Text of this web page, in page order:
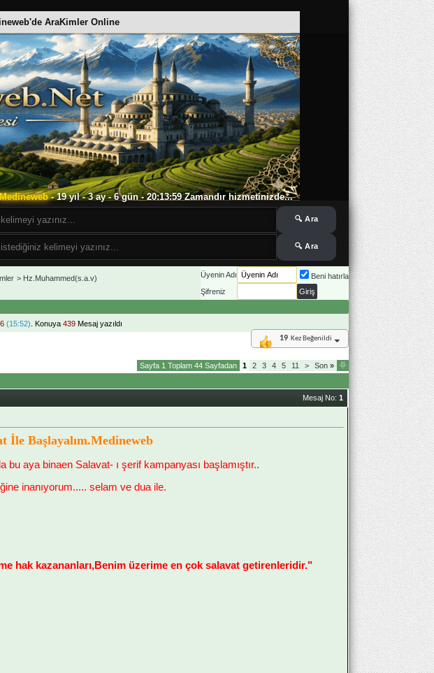
AraKimler Online
Medineweb- 19 yıl - 3 ay - 6 gün - 20:14:00 Zamandır hizmetinizde...
> Hz.Muhammed(s.a.v) Üyenin Adı
Beni hatırla
Şifreniz
(15:52) . Konuya 439 Mesaj yazıldı
19 Kez Beğenildi
Sayfa 1 Toplam 44 Sayfadan 1 2 3 4 5 11 > Son »
Mesaj No: 1
İle Başlayalım.Medineweb
aya binaen Salavat- ı şerif kampanyası başlamıştır..
inanıyorum..... selam ve dua ile.
hak kazananları,Benim üzerime en çok salavat getirenleridir."